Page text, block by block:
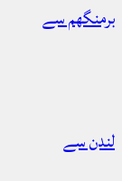
برمنگھم سے
لندن سے